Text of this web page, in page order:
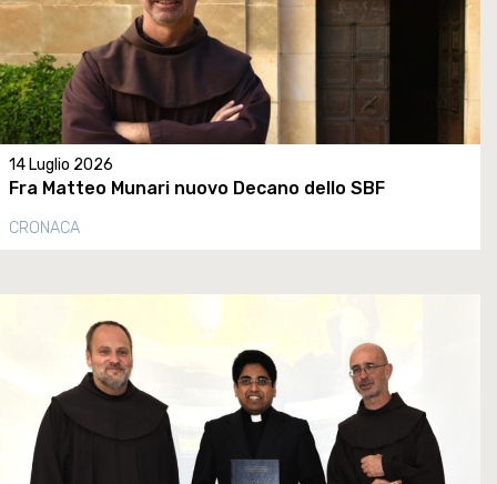
14 Luglio 2026
Fra Matteo Munari nuovo Decano dello SBF
CRONACA